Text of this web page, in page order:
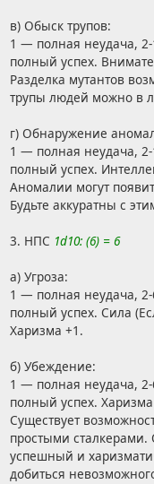
в) Обыск трупов:
1 — полная неудача,
полный успех.
Разделка мутантов
трупы людей можно в
г) Обнаружение
1 — полная неудача,
полный успех.
Аномалии могут
Будьте аккуратны с
3. НПС 1d10: (6) = 6
а) Угроза:
1 — полная неудача,
полный успех. Сила
Харизма +1.
б) Убеждение:
1 — полная неудача,
полный успех.
Существует
простыми сталкерами.
успешный и
добиться